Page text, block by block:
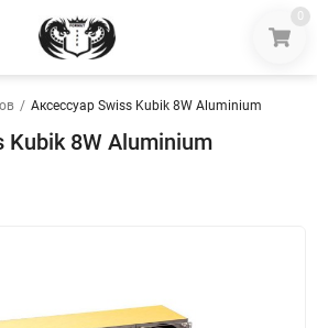
0
/ Аксессуар Swiss Kubik 8W Aluminium
Kubik 8W Aluminium